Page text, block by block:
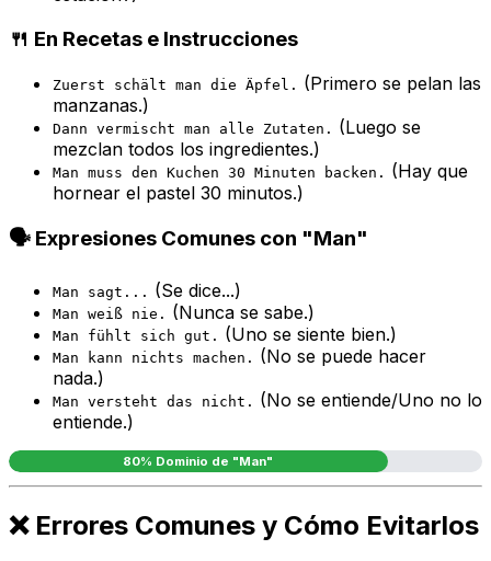
🍴 En Recetas e Instrucciones
Zuerst schält man die Äpfel. (Primero se pelan las
manzanas.)
Dann vermischt man alle Zutaten. (Luego se
mezclan todos los ingredientes.)
Man muss den Kuchen 30 Minuten backen. (Hay que
hornear el pastel 30 minutos.)
🗣️ Expresiones Comunes con "Man"
Man sagt... (Se dice...)
Man weiß nie. (Nunca se sabe.)
Man fühlt sich gut. (Uno se siente bien.)
Man kann nichts machen. (No se puede hacer
nada.)
Man versteht das nicht. (No se entiende/Uno no lo
entiende.)
80% Dominio de "Man"
❌ Errores Comunes y Cómo Evitarlos